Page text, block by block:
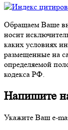
Обращаем Ваше
носит
каких условиях
размещенные на
определяемой
кодекса РФ.
Напишите
Укажите Ваш e-